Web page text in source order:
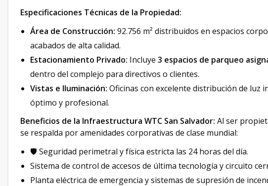
Especificaciones Técnicas de la Propiedad:
Área de Construcción: 92.756 m² distribuidos en espacios
acabados de alta calidad.
Estacionamiento Privado: Incluye 3 espacios de parqueo
dentro del complejo para directivos o clientes.
Vistas e Iluminación: Oficinas con excelente distribución de luz
óptimo y profesional.
Beneficios de la Infraestructura WTC San Salvador: Al ser
se respalda por amenidades corporativas de clase mundial:
🛡️ Seguridad perimetral y física estricta las 24 horas del día.
Sistema de control de accesos de última tecnología y circuito
Planta eléctrica de emergencia y sistemas de supresión de